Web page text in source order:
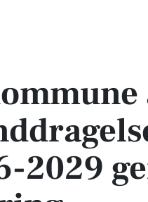
i budget 2026-2029
2029